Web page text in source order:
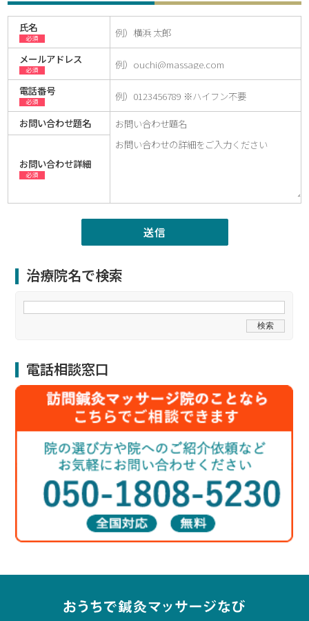
氏名
必須
メールアドレス
必須
電話番号
必須
お問い合わせ題名
お問い合わせ詳細
必須
治療院名で検索
電話相談窓口